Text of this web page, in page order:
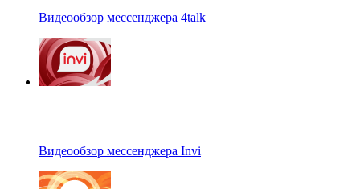
Видеообзор мессенджера 4talk
Видеообзор мессенджера Invi